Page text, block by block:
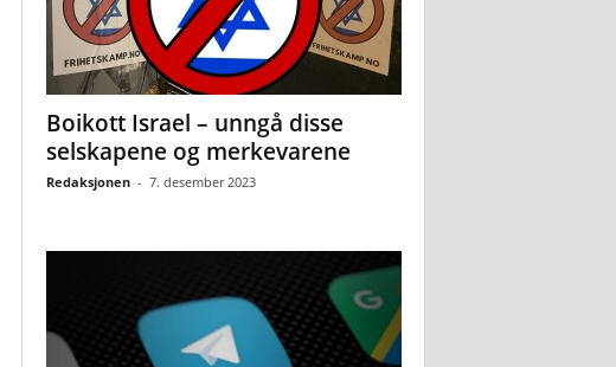
Boikott Israel – unngå disse
selskapene og merkevarene
Redaksjonen - 7. desember 2023